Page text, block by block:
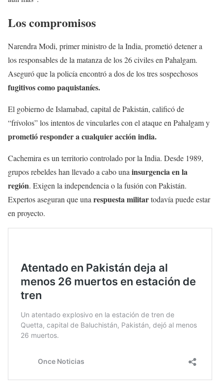
Los compromisos
Narendra Modi, primer ministro de la India, prometió detener a
los responsables de la matanza de los 26 civiles en Pahalgam.
Aseguró que la policía encontró a dos de los tres sospechosos
fugitivos como paquistaníes.
El gobierno de Islamabad, capital de Pakistán, calificó de
“frívolos” los intentos de vincularles con el ataque en Pahalgam y
prometió responder a cualquier acción india.
Cachemira es un territorio controlado por la India. Desde 1989,
grupos rebeldes han llevado a cabo una insurgencia en la
región. Exigen la independencia o la fusión con Pakistán.
Expertos aseguran que una respuesta militartodavía puede estar
en proyecto.